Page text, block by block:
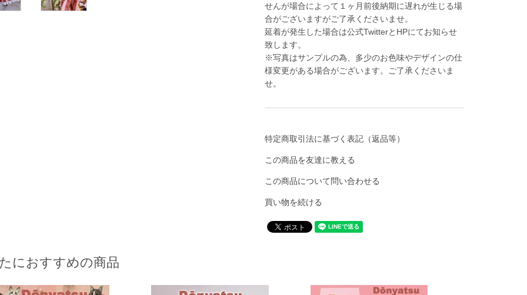
せんが場合によって１ヶ月前後納期に遅れが生じる場
合がございますがご了承くださいませ。
延着が発生した場合は公式TwitterとHPにてお知らせ
致します。
※写真はサンプルの為、多少のお色味やデザインの仕
様変更がある場合がございます。ご了承くださいま
せ。
特定商取引法に基づく表記（返品等）
この商品を友達に教える
この商品について問い合わせる
買い物を続ける
におすすめの商品